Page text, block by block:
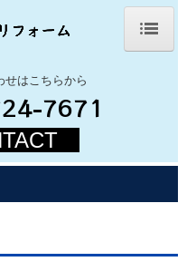
せはこちらから
7671